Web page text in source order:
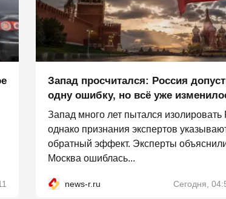
Запад просчитался: Россия
одну ошибку, но всё уже
Запад много лет пытался изолировать
однако признания экспертов
обратный эффект. Эксперты
Москва ошиблась...
news-r.ru Сегодня,